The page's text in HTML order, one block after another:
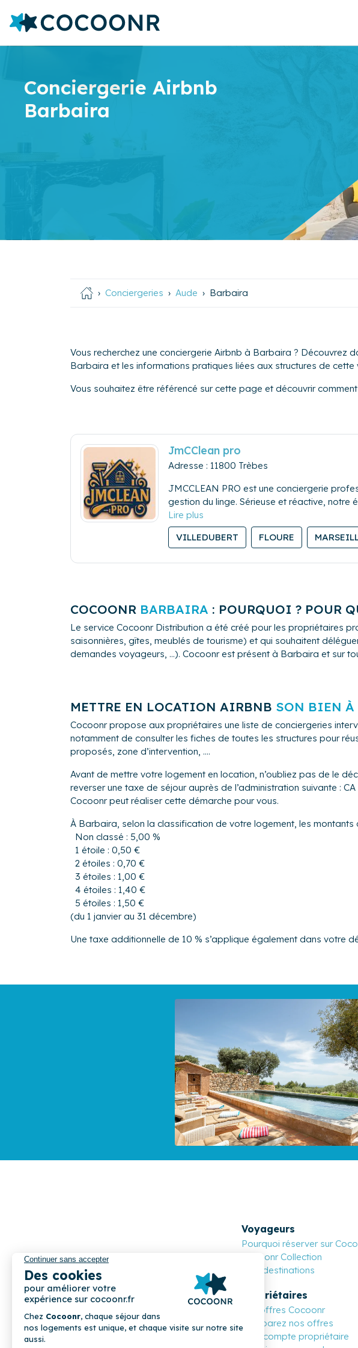
Conciergerie Airbnb
Barbaira
Conciergeries Aude Barbaira
Vous recherchez une conciergerie Airbnb à Barbaira ? Découvrez
Barbaira et les informations pratiques liées aux structures de cette
Vous souhaitez être référencé sur cette page et découvrir
JmCClean pro
Adresse : 11800 Trèbes
JMCCLEAN PRO est une conciergerie
gestion du linge. Sérieuse et réactive,
comme des voyageurs.
VILLEDUBERT
FLOURE
COCOONR BARBAIRA : POURQUOI ? POUR
Le service Cocoonr Distribution a été créé pour les propriétaires
saisonnières, gîtes, meublés de tourisme) et qui souhaitent
demandes voyageurs, ...). Cocoonr est présent à Barbaira et sur
METTRE EN LOCATION AIRBNB SON BIEN
Cocoonr propose aux propriétaires une liste de conciergeries
notamment de consulter les fiches de toutes les structures pour
proposés, zone d’intervention, ....
Avant de mettre votre logement en location, n’oubliez pas de le
reverser une taxe de séjour auprès de l’administration suivante : CA
Cocoonr peut réaliser cette démarche pour vous.
À Barbaira, selon la classification de votre logement, les
Non classé : 5,00 %
1 étoile : 0,50 €
2 étoiles : 0,70 €
3 étoiles : 1,00 €
4 étoiles : 1,40 €
5 étoiles : 1,50 €
(du 1 janvier au 31 décembre)
Une taxe additionnelle de 10 % s’applique également dans votre
Voyageurs
Pourquoi réserver sur
Cocoonr Collection
Nos destinations
Propriétaires
Les offres Cocoonr
Comparez nos offres
Mon compte propriétaire